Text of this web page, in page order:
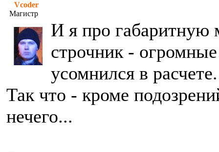
Vcoder
Магистр
И я про габаритную
строчник -
усомнился в
Так что - кроме
нечего...